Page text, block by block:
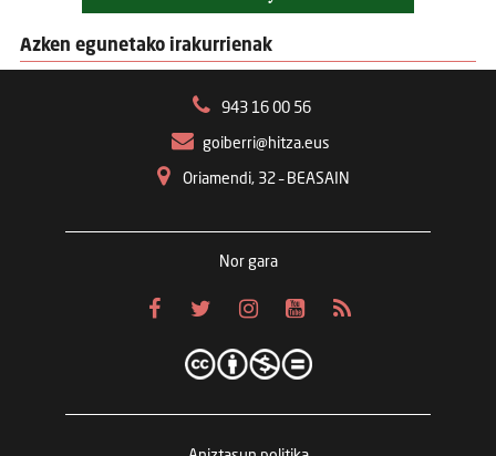
Azken egunetako irakurrienak
943 16 00 56
goiberri@hitza.eus
Oriamendi, 32 – BEASAIN
Nor gara